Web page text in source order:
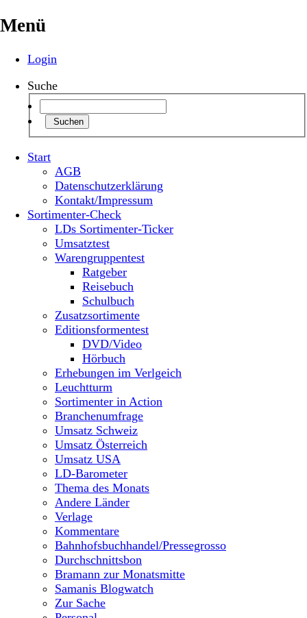
Menü
Login
Suche
Suchen
Start
AGB
Datenschutzerklärung
Kontakt/Impressum
Sortimenter-Check
LDs Sortimenter-Ticker
Umsatztest
Warengruppentest
Ratgeber
Reisebuch
Schulbuch
Zusatzsortimente
Editionsformentest
DVD/Video
Hörbuch
Erhebungen im Verlgeich
Leuchtturm
Sortimenter in Action
Branchenumfrage
Umsatz Schweiz
Umsatz Österreich
Umsatz USA
LD-Barometer
Thema des Monats
Andere Länder
Verlage
Kommentare
Bahnhofsbuchhandel/Pressegrosso
Durchschnittsbon
Bramann zur Monatsmitte
Samanis Blogwatch
Zur Sache